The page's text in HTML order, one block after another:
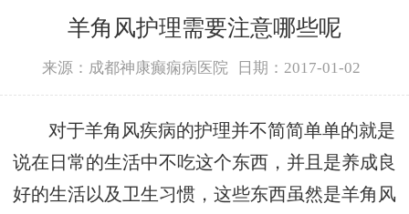
羊角风护理需要注意哪些呢
来源：成都神康癫痫病医院 日期：2017-01-02
对于羊角风疾病的护理并不简简单单的就是
说在日常的生活中不吃这个东西，并且是养成良
好的生活以及卫生习惯，这些东西虽然是羊角风